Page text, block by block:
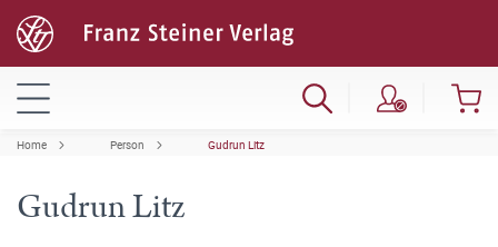
Home Person Gudrun Litz
Gudrun Litz